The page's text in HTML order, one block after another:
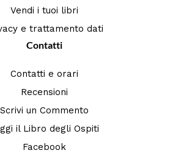
Vendi i tuoi libri
e trattamento dati
Contatti
Contatti e orari
Recensioni
Scrivi un Commento
il Libro degli Ospiti
Facebook